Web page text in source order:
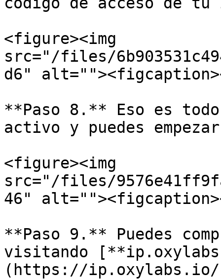
<figure><img
src="/files/
d6"
**Paso 8.** Eso es
activo y puedes
<figure><img
src="/files/
46"
**Paso 9.** Puedes
visitando
(https://